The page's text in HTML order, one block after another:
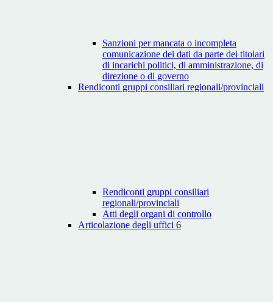
Sanzioni per mancata o incompleta
comunicazione dei dati da parte dei titolari
di incarichi politici, di amministrazione, di
direzione o di governo
Rendiconti gruppi consiliari regionali/provinciali
Rendiconti gruppi consiliari
regionali/provinciali
Atti degli organi di controllo
Articolazione degli uffici 6